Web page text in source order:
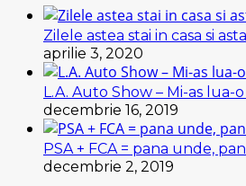
Zilele astea stai in casa si
aprilie 3, 2020
L.A. Auto Show – Mi-as lua-
decembrie 16, 2019
PSA + FCA = pana unde,
decembrie 2, 2019